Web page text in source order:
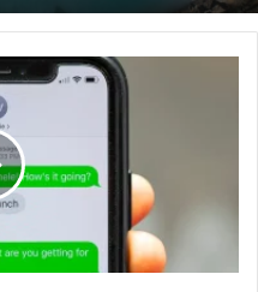
در بازی‌ها محسوب می‌شوند.
هزار نفر
19 آبان 1403